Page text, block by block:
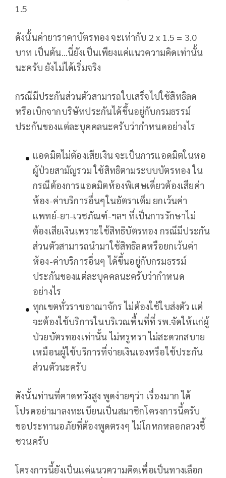
1.5
ดังนั้นค่ายาราคาบัตรทอง จะเท่ากับ 2 x 1.5 = 3.0
บาท เป็นต้น…นี่ยังเป็นเพียงแค่แนวความคิดเท่านั้น
นะครับ ยังไม่ได้เริ่มจริง
กรณีมีประกันส่วนตัวสามารถใบเสร็จไปใช้สิทธิลด
หรือเบิกจากบริษัทประกันได้ขึ้นอยู่กับกรมธรรม์
ประกันของแต่ละบุคคลนะครับว่ากำหนดอย่างไร
แอดมิตไม่ต้องเสียเงิน จะเป็นการแอดมิตในหอ
ผู้ป่วยสามัญรวม ใช้สิทธิตามระบบบัตรทอง ใน
กรณีต้องการแอดมิตห้องพิเศษเดี่ยวต้องเสียค่า
ห้อง-ค่าบริการอื่นๆในอัตราเต็ม ยกเว้นค่า
แพทย์-ยา-เวชภัณฑ์-ฯลฯ ที่เป็นการรักษาไม่
ต้องเสียเงินเพราะใช้สิทธิบัตรทอง กรณีมีประกัน
ส่วนตัวสามารถนำมาใช้สิทธิลดหรือยกเว้นค่า
ห้อง-ค่าบริการอื่นๆ ได้ขึ้นอยู่กับกรมธรรม์
ประกันของแต่ละบุคคลนะครับว่ากำหนด
อย่างไร
ทุกเขตทั่วราชอาณาจักร ไม่ต้องใช้ใบส่งตัว แต่
จะต้องใช้บริการในบริเวณพื้นที่ที่ รพ.จัดให้แก่ผู้
ป่วยบัตรทองเท่านั้น ไม่หรูหรา ไม่สะดวกสบาย
เหมือนผู้ใช้บริการที่จ่ายเงินเองหรือใช้ประกัน
ส่วนตัวนะครับ
ดังนั้นท่านที่คาดหวังสูง พูดง่ายๆว่า เรื่องมาก ได้
โปรดอย่ามาลงทะเบียนเป็นสมาชิกโครงการนี้ครับ
ขอประทานอภัยที่ต้องพูดตรงๆ ไม่โกหกหลอกลวงชี้
ชวนครับ
โครงการนี้ยังเป็นแค่แนวความคิดเพื่อเป็นทางเลือก